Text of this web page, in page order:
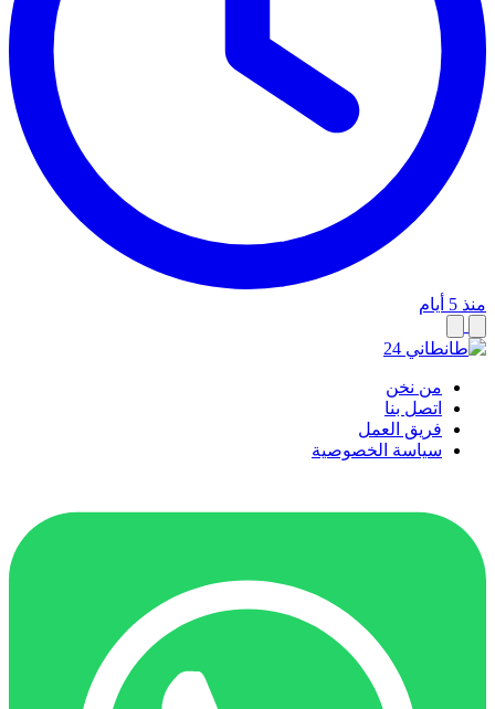
منذ 5 أيام
من نخن
اتصل بنا
فريق العمل
سياسة الخصوصية